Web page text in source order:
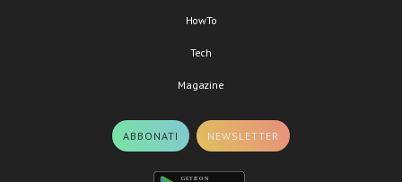
HowTo
Tech
Magazine
ABBONATI NEWSLETTER